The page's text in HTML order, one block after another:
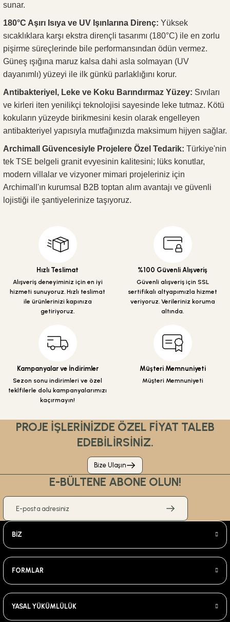
sunar.
180°C Aşırı Isıya ve UV Işınlarına Direnç: Yüksek
sıcaklıklara karşı ekstra dirençli tasarımı (180°C) ile en zorlu
pişirme süreçlerinde bile performansından ödün vermez.
Güneş ışığına maruz kalsa dahi asla solmayan (UV
dayanımlı) yüzeyi ile ilk günkü parlaklığını korur.
Antibakteriyel, Leke ve Koku Barındırmaz Yüzey: Sıvıları
ve kirleri iten yenilikçi teknolojisi sayesinde leke tutmaz. Kötü
kokuların yüzeyde birikmesini kesin olarak engelleyen
antibakteriyel yapısıyla mutfağınızda maksimum hijyen sağlar.
Archimall Güvencesiyle Projelere Özel Tedarik: Türkiye'nin
tek TSE belgeli granit evyesinin kalitesini; lüks konutlar,
modern villalar ve vizyoner mimari projeleriniz için
Archimall'ın kurumsal B2B toptan alım avantajı ve güvenli
lojistiği ile şantiyelerinize taşıyoruz.
Hızlı Teslimat
Alışveriş deneyiminiz için en iyi
hizmeti sunuyoruz. Hızlı teslimat
ile ürünlerinizi kapınıza
getiriyoruz.
%100 Güvenli Alışveriş
Güvenli alışveriş için SSL
sertifikalı altyapımızla hizmet
veriyoruz. Verileriniz koruma
altında.
Kampanyalar ve İndirimler
Sezon sonu indirimleri ve özel
teklfilerle dolu kampanyalarımızı
kaçırmayın!
Müşteri Memnuniyeti
Müşteri Memnuniyeti
PROJE İŞLERİNİZDE ÖZEL FİYAT TALEB
EDEBİLİRSİNİZ.
Bize Ulaşın
E-BÜLTENE ABONE OLUN!
BİZ
FORMLAR
YASAL YÜKÜMLÜLÜK